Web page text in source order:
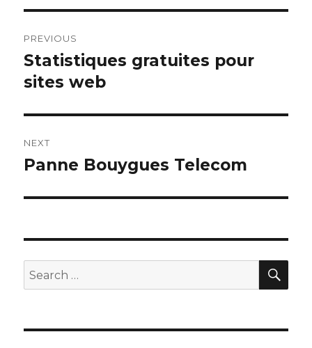
navigation
PREVIOUS
Previous
post:
Statistiques gratuites pour
sites web
NEXT
Next
Panne Bouygues Telecom
Search
for: